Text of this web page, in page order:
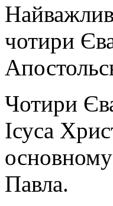
чотири
Чотири
Ісуса
основному
Павла.